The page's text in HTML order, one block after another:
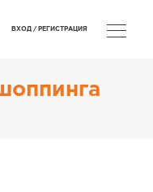
ВХОД / РЕГИСТРАЦИЯ